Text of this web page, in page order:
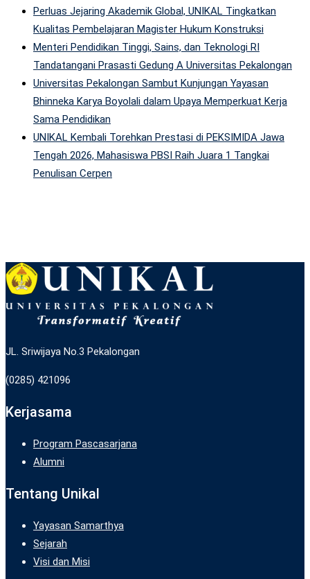
Perluas Jejaring Akademik Global, UNIKAL Tingkatkan
Kualitas Pembelajaran Magister Hukum Konstruksi
Menteri Pendidikan Tinggi, Sains, dan Teknologi RI
Tandatangani Prasasti Gedung A Universitas Pekalongan
Universitas Pekalongan Sambut Kunjungan Yayasan
Bhinneka Karya Boyolali dalam Upaya Memperkuat Kerja
Sama Pendidikan
UNIKAL Kembali Torehkan Prestasi di PEKSIMIDA Jawa
Tengah 2026, Mahasiswa PBSI Raih Juara 1 Tangkai
Penulisan Cerpen
JL. Sriwijaya No.3 Pekalongan
(0285) 421096
Kerjasama
Program Pascasarjana
Alumni
Tentang Unikal
Yayasan Samarthya
Sejarah
Visi dan Misi